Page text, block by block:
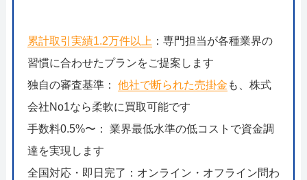
累計取引実績1.2万件以上：専門担当が各種業界の
習慣に合わせたプランをご提案します
独自の審査基準： 他社で断られた売掛金 も、株式
会社No1なら柔軟に買取可能です
手数料0.5%〜： 業界最低水準の低コストで資金調
達を実現します
全国対応・即日完了：オンライン・オフライン問わ